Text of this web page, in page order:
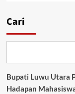
Cari
Bupati Luwu Utara
Hadapan